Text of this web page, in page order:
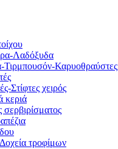
Λαδόξυδα
Τιρμπουσόν-Καρυοθραύστες
Στίφτες χειρός
κεριά
τροφίμων